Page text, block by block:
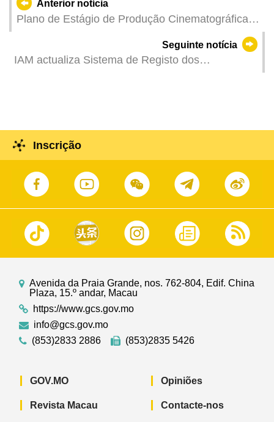
Anterior notícia
Plano de Estágio de Produção Cinematográfica e
Televisiva em Hunan para os Jovens de Macau
Inscrições a partir do dia 3 de JunhoSeguinte notícia
IAM actualiza Sistema de Registo dos
Inscrição
Avenida da Praia Grande, nos. 762-804, Edif. China
Plaza, 15.º andar, Macau
https://www.gcs.gov.mo
info@gcs.gov.mo
(853)2833 2886
(853)2835 5426
GOV.MO
Revista Macau
Opiniões
Contacte-nos